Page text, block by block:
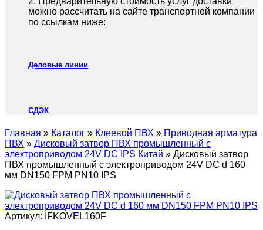
можно рассчитать на сайте транспортной компании
по ссылкам ниже:
Деловые линии
СДЭК
Главная » Каталог » Клеевой ПВХ » Приводная арматура
ПВХ » Дисковый затвор ПВХ промышленный с
электроприводом 24V DC IPS Китай » Дисковый затвор
ПВХ промышленный с электроприводом 24V DC d 160
мм DN150 FPM PN10 IPS
Артикул:
IFKOVEL160F